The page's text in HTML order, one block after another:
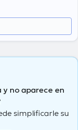
y no aparece en
simplificarle su